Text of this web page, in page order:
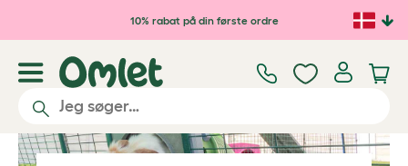
Gå til hovedindhold10% rabat på din første ordre